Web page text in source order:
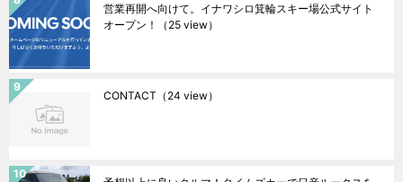
営業再開へ向けて。イナワシロ箕輪スキー場公式サイト
オープン！
（25 view）
CONTACT （24 view）